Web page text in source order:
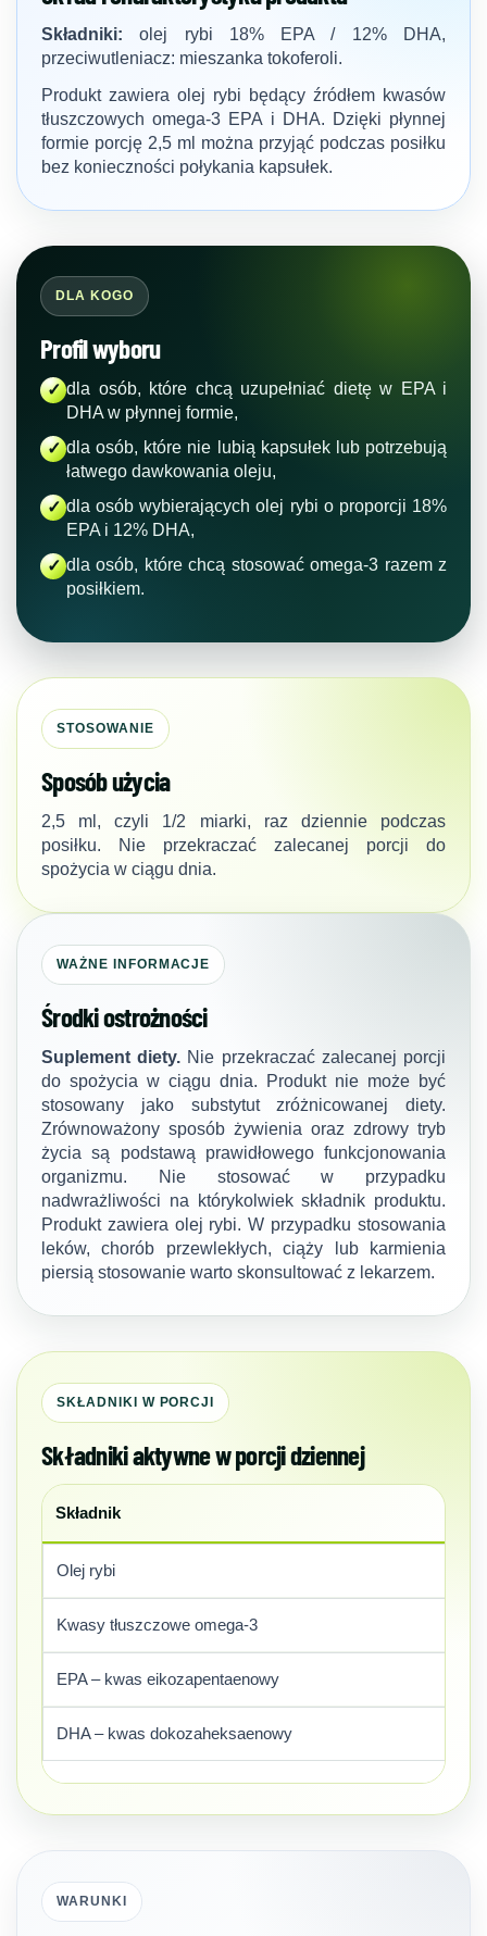
Składniki: olej rybi 18% EPA / 12% DHA,
przeciwutleniacz: mieszanka tokoferoli.
Produkt zawiera olej rybi będący źródłem kwasów
tłuszczowych omega-3 EPA i DHA. Dzięki płynnej
formie porcję 2,5 ml można przyjąć podczas posiłku
bez konieczności połykania kapsułek.
DLA KOGO
Profil wyboru
✓ dla osób, które chcą uzupełniać dietę w EPA i
DHA w płynnej formie,
✓ dla osób, które nie lubią kapsułek lub potrzebują
łatwego dawkowania oleju,
✓ dla osób wybierających olej rybi o proporcji 18%
EPA i 12% DHA,
✓ dla osób, które chcą stosować omega-3 razem z
posiłkiem.
STOSOWANIE
Sposób użycia
2,5 ml, czyli 1/2 miarki, raz dziennie podczas
posiłku. Nie przekraczać zalecanej porcji do
spożycia w ciągu dnia.
WAŻNE INFORMACJE
Środki ostrożności
Suplement diety. Nie przekraczać zalecanej porcji
do spożycia w ciągu dnia. Produkt nie może być
stosowany jako substytut zróżnicowanej diety.
Zrównoważony sposób żywienia oraz zdrowy tryb
życia są podstawą prawidłowego funkcjonowania
organizmu. Nie stosować w przypadku
nadwrażliwości na którykolwiek składnik produktu.
Produkt zawiera olej rybi. W przypadku stosowania
leków, chorób przewlekłych, ciąży lub karmienia
piersią stosowanie warto skonsultować z lekarzem.
SKŁADNIKI W PORCJI
Składniki aktywne w porcji dziennej
Składnik
Olej rybi
Kwasy tłuszczowe omega-3
EPA – kwas eikozapentaenowy
DHA – kwas dokozaheksaenowy
WARUNKI